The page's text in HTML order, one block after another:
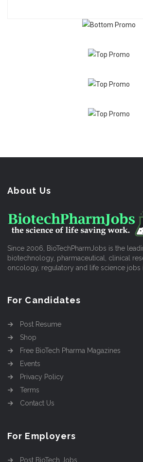
About Us
Since 2006, BioTechPharmJobs is the
biotechnology, pharmaceutical, clinical
oncology, regulatory and life science jobs
For Candidates
Post Resume
Shop
Free BioTech Pharma Magazines
Events
Privacy Policy
Terms
Contact Us
For Employers
Post BioTech Jobs